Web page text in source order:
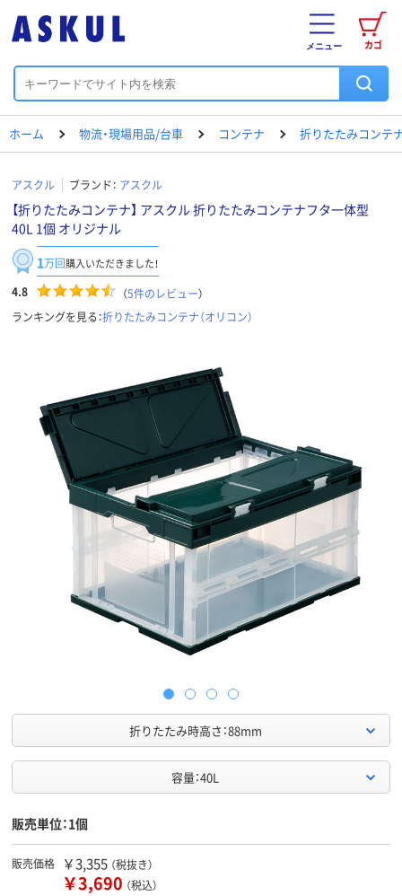
カゴ
メニュー
ホーム 物流・現場用品/台車 コンテナ 折りたたみコンテナ
アスクル ブランド： アスクル
【折りたたみコンテナ】 アスクル 折りたたみコンテナフタ一体型
40L 1個 オリジナル
1万回購入いただきました！
4.8 （5件のレビュー）
ランキングを見る：折りたたみコンテナ（オリコン）
折りたたみ時高さ：88mm
容量：40L
販売単位：1個
販売価格 ￥3,355 （税抜き）
￥3,690 （税込）